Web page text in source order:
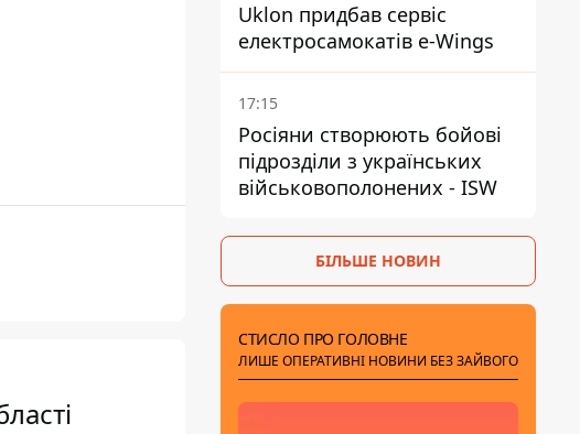
Uklon придбав сервіс
електросамокатів e-Wings
17:15
Росіяни створюють бойові
підрозділи з українських
військовополонених - ISW
БІЛЬШЕ НОВИН
СТИСЛО ПРО ГОЛОВНЕ
ЛИШЕ ОПЕРАТИВНІ НОВИНИ БЕЗ ЗАЙВОГО